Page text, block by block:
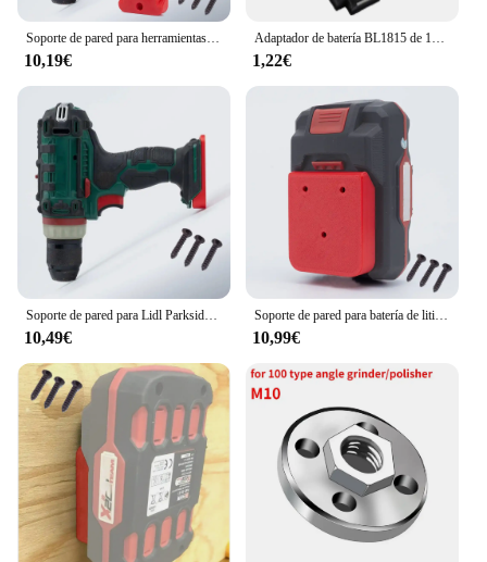
Soporte de pared para herramientas de batería de litio serie Parkside Lidl X20V, soporte con tornillos (batería no incluida), 3 uds.
10,19€
Adaptador de batería BL1815 de 10 piezas, bloque de terminales, herramienta eléctrica de litio, repuesto para convertidor
1,22€
Soporte de pared para Lidl Parkside serie X20V, herramientas no incluidas, 3 piezas
10,49€
Soporte de pared para batería de litio Lidl Parkside X20V Team Series, soporte con tornillos (batería no incluida), 3/6 Uds.
10,99€